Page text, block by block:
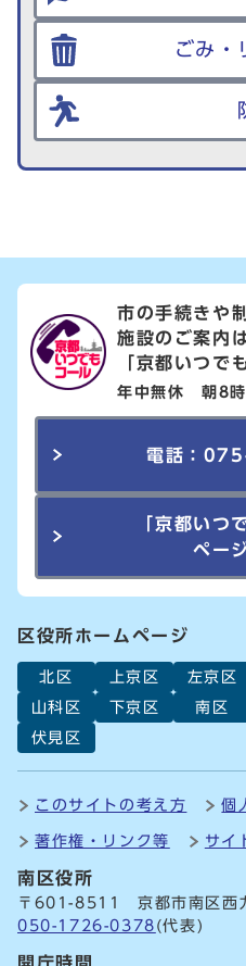
ごみ・
市の手続きや
施設のご案内
「京都いつで
年中無休 朝8時
電話：
「京都いつ
ペー
区役所ホームページ
北区 上京区 左京区
山科区
下京区 南区
伏見区
このサイトの考え方 個
著作権・リンク等 サイ
南区役所
〒601-8511 京都市南区西
050-1726-0378 (代表)